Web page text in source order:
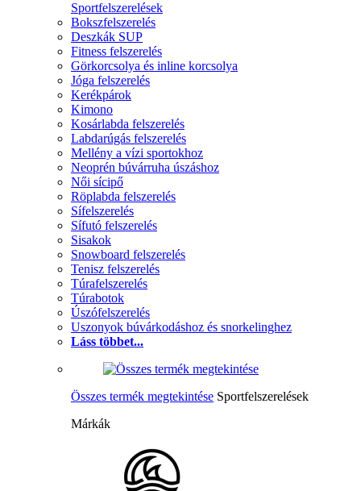
Sportfelszerelések
Bokszfelszerelés
Deszkák SUP
Fitness felszerelés
Görkorcsolya és inline korcsolya
Jóga felszerelés
Kerékpárok
Kimono
Kosárlabda felszerelés
Labdarúgás felszerelés
Mellény a vízi sportokhoz
Neoprén búvárruha úszáshoz
Női sícipő
Röplabda felszerelés
Sífelszerelés
Sífutó felszerelés
Sisakok
Snowboard felszerelés
Tenisz felszerelés
Túrafelszerelés
Túrabotok
Úszófelszerelés
Uszonyok búvárkodáshoz és snorkelinghez
Láss többet...
Összes termék megtekintése Sportfelszerelések
Márkák